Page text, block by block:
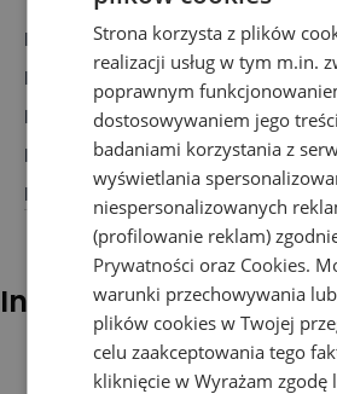
Marka
Vans
Rodzaj : Obuwie, Trampki
Dla kogo:Dla niej
Przeznaczenie:Buty klasyczne
Kolor
Różowy
Inni klienci sprawdzali
Strona korzysta z plików
realizacji usług w tym m.in.
poprawnym
dostosowywaniem jego
badaniami korzystania z
wyświetlania
niespersonalizowanych
(profilowanie reklam)
Prywatności oraz Cookies.
warunki przechowywania
plików cookies w Twojej
celu zaakceptowania tego
kliknięcie w Wyrażam zgodę